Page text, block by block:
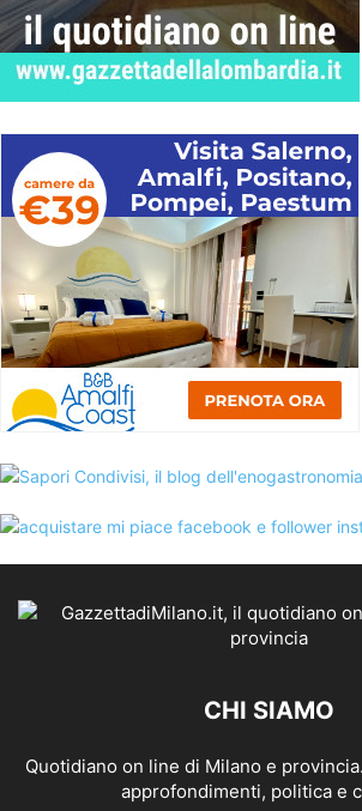
CHI SIAMO
Quotidiano on line di Milano e
approfondimenti, politica e